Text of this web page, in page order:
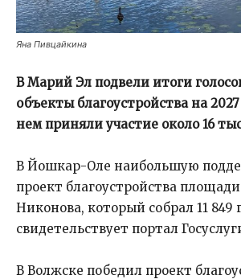
Яна Пивцайкина
В Марий Эл подвели итоги
объекты благоустройства на 2027
нем приняли участие около 16
В Йошкар-Оле наибольшую
проект благоустройства
Никонова, который собрал 11 849
свидетельствует портал
В Волжске победил проект